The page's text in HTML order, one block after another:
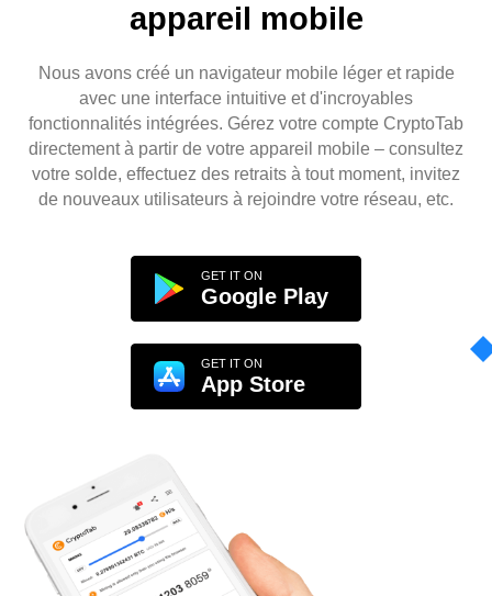
appareil mobile
Nous avons créé un navigateur mobile léger et rapide
avec une interface intuitive et d'incroyables
fonctionnalités intégrées. Gérez votre compte CryptoTab
directement à partir de votre appareil mobile – consultez
votre solde, effectuez des retraits à tout moment, invitez
de nouveaux utilisateurs à rejoindre votre réseau, etc.
GET IT ON
Google Play
GET IT ON
App Store